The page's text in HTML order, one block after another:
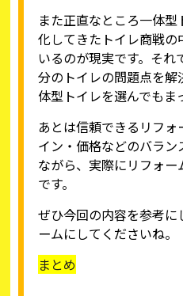
また正直なところ一体
化してきたトイレ商戦の
いるのが現実です。そ
分のトイレの問題点を
体型トイレを選んでもま
あとは信頼できるリフ
イン・価格などのバラ
ながら、実際にリフォ
です。
ぜひ今回の内容を参考に
ームにしてくださいね。
まとめ